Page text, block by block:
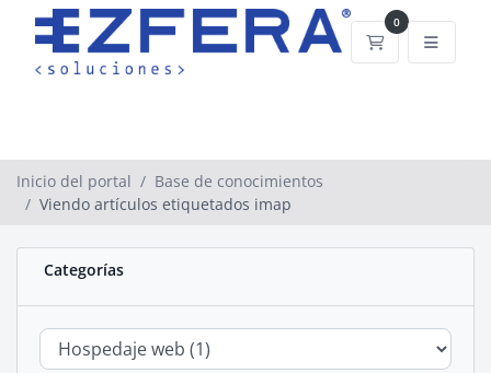
0
Carrito
Inicio del portal
Base de conocimientos
Viendo artículos etiquetados imap
Categorías